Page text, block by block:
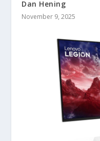
Dan Hening
November 9, 2025